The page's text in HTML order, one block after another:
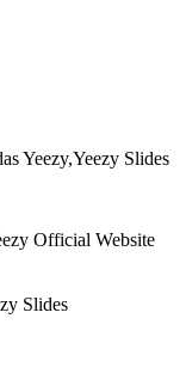
Yeezy,Yeezy Slides
Official Website
Slides